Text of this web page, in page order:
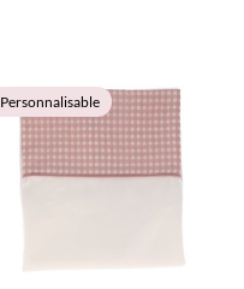
VOIR LE PRODUIT
Personnalisable